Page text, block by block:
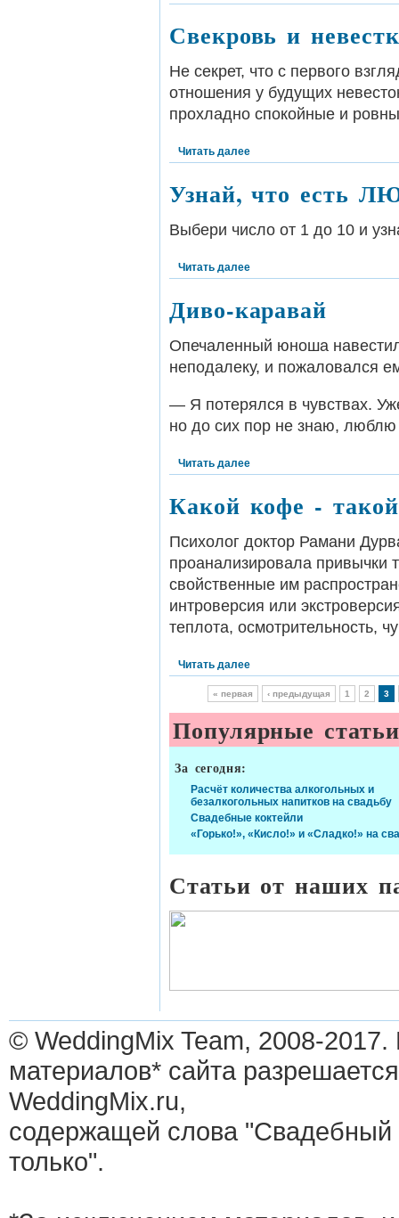
Свекровь и
Не секрет, что с первого
отношения у будущих
прохладно спокойные и
Читать далее
Узнай, что есть
Выбери число от 1 до 10 и
Читать далее
Диво-каравай
Опечаленный юноша
неподалеку, и пожаловался
— Я потерялся в чувствах.
но до сих пор не знаю, люблю
Читать далее
Какой кофе -
Психолог доктор Рамани
проанализировала привычки
свойственные им
интроверсия или
теплота, осмотрительность,
Читать далее
« первая ‹ предыдущая 1 2 3
Популярные статьи
За сегодня:
Расчёт количества алкогольных и
безалкогольных напитков на свадьбу
Свадебные коктейли
«Горько!», «Кисло!» и «Сладко!» на
Статьи от наших
© WeddingMix Team, 2008-2017.
материалов* сайта
WeddingMix.ru,
содержащей слова
только".